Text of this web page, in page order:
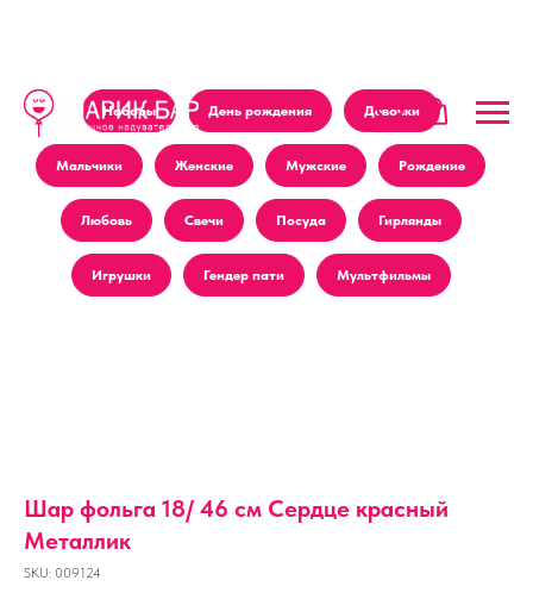
Наборы День рождения Девочки
Мальчики Женские Мужские Рождение
Любовь Свечи Посуда Гирлянды
Игрушки Гендер пати Мультфильмы
Шар фольга 18/ 46 см Сердце красный
Металлик
SKU: 009124